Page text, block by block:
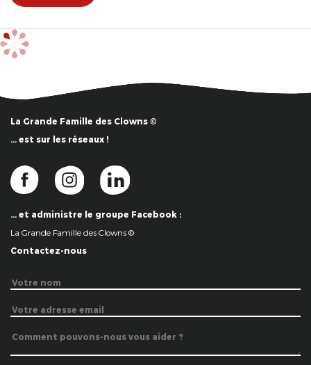
La Grande Famille des Clowns ©
… est sur les réseaux !
… et administre le groupe Facebook :
La Grande Famille des Clowns ©
Contactez-nous